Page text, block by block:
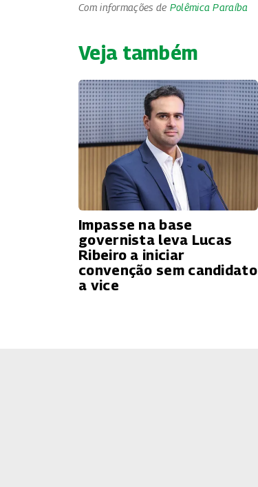
Com informações de Polêmica Paraíba
Veja também
Impasse na base
governista leva Lucas
Ribeiro a iniciar
convenção sem candidato
a vice